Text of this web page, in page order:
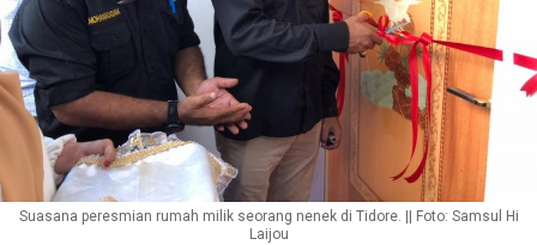
Suasana peresmian rumah milik seorang nenek di Tidore. || Foto: Samsul Hi
Laijou